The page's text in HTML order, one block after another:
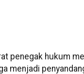
penegak hukum
menjadi